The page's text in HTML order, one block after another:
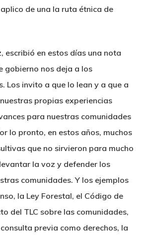
de una la ruta étnica de
escribió en estos días una nota
gobierno nos deja a los
Los invito a que lo lean y a que a
propias experiencias
para nuestras comunidades
lo pronto, en estos años, muchos
que no sirvieron para mucho
la voz y defender los
comunidades. Y los ejemplos
la Ley Forestal, el Código de
del TLC sobre las comunidades,
previa como derechos, la